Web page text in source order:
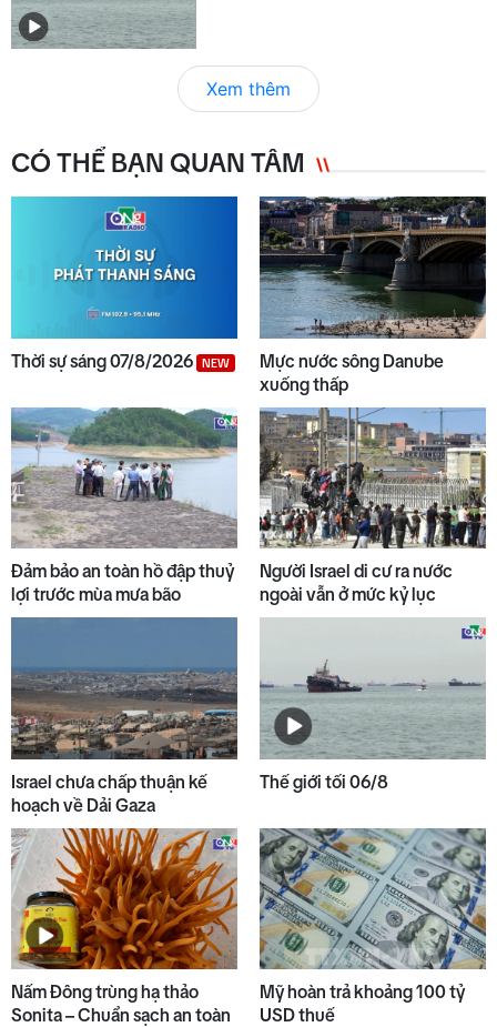
Xem thêm
CÓ THỂ BẠN QUAN TÂM
Thời sự sáng 07/8/2026 NEW
Mực nước sông Danube
xuống thấp
Đảm bảo an toàn hồ đập thuỷ
lợi trước mùa mưa bão
Người Israel di cư ra nước
ngoài vẫn ở mức kỷ lục
Israel chưa chấp thuận kế
hoạch về Dải Gaza
Thế giới tối 06/8
Nấm Đông trùng hạ thảo
Sonita – Chuẩn sạch an toàn
Mỹ hoàn trả khoảng 100 tỷ
USD thuế